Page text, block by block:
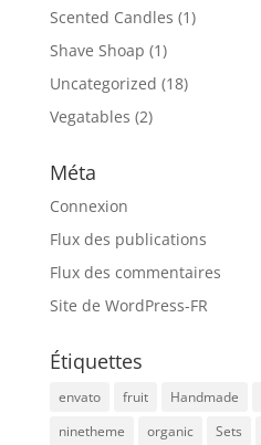
Scented Candles (1)
Shave Shoap (1)
Uncategorized (18)
Vegatables (2)
Méta
Connexion
Flux des publications
Flux des commentaires
Site de WordPress-FR
Étiquettes
envato fruit Handmade
ninetheme
organic Sets